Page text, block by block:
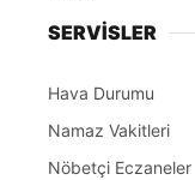
SERVİSLER
Hava Durumu
Namaz Vakitleri
Nöbetçi Eczaneler